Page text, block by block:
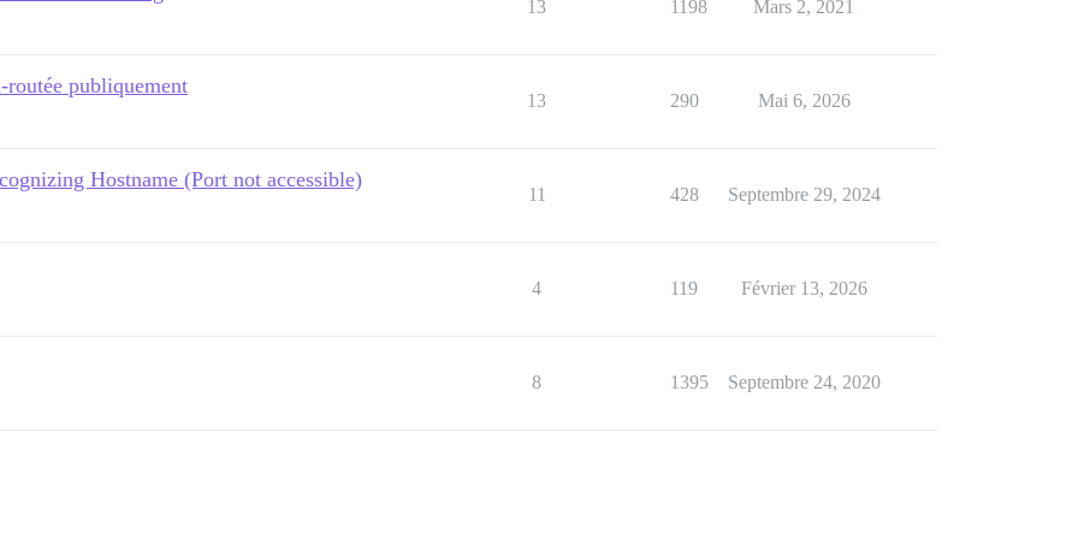
13 1198 Mars 2, 2021
routée publiquement
13 290 Mai 6, 2026
Hostname (Port not accessible)
11 428 Septembre 29, 2024
4 119 Février 13, 2026
8 1395 Septembre 24, 2020